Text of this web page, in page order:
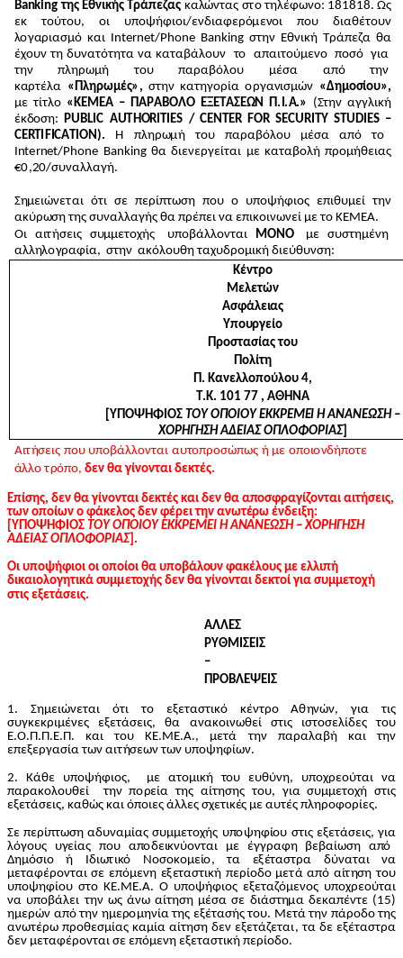
Banking της ΕθνικήςΤράπεζας καλώντας στοτηλέφωνο: 181818. Ως
εκτούτου, οι υποψήφιοι/ενδιαφερόμενοιπου διαθέτουν
λογαριασμό και Internet/Phone Ban king στην ΕθνικήΤράπεζα θα
έχουντη δυνατότητανα καταβάλουντο απαιτούμενο ποσόγια
τηνπληρωμήτουπαραβόλου μέσα απότην
καρτέλα « Πληρωμές» , στην κατηγορίαοργανισμών «Δημοσίου»,
μετίτλο « ΚΕΜ ΕΑ – ΠΑΡΑΒΟΛΟ ΕΞΕΤΑΣΕΩΝ Π . .Α.» (Στην αγγλική
έκδοση: PU BLIC AUTHOR ITI ES /CENTER FORSECU RI TYSTUD ES –
CERTI FICATION ). Η πληρωμήτου παραβόλου μέσα απότο
Internet/Phone Ban king θα διενεργείται με καταβολή προμήθειας
€0,20/συναλλαγή.
Σημειώνεται ότι σε περίπτωση που ο υποψήφιος επιθυμείτην
ακύρωσητηςσυναλλαγής θα πρέπει να επικοινωνεί μετο ΚΕΜΕΑ.
Οι αιτήσεις συμμετοχής υποβάλλονται ΜΟΝΟ μεσυστημένη
αλληλογραφία,στηνακόλουθηταχυδρομική διεύθυνση:
Κέντρο
Μελετών
Ασφάλειας
Υπουργείο
Προστασίας του
Πολίτη
Π. Κανελλοπούλου 4,
Τ. Κ. 10177 , ΑΘΗΝΑ
[ΥΠΟΨΗΦΙ ΟΣ ΤΟΥ ΟΠΟΙΟΥ ΕΚΚΡΕΜΕΙ ΗΑΝΑΝΕΩΣΗ –
ΧΟΡΗΓΗΣΗ ΑΔΕΙΑΣΟΠΛΟΦΟΡΙΑΣ]
Αιτήσεις που υποβάλλονται αυτοπροσώπως ή με οποιονδήποτε
άλλοτρόπο,δεν θα γίνονται δεκτές.
Επίσης, δεν θα γίνονται δεκτές και δεν θα αποσφραγίζονται αιτήσεις,
των οποίων ο φάκελος δεν φέρει την ανωτέρω ένδειξη:
[ΥΠΟΨΗΦΙ ΟΣ ΤΟΥ ΟΠΟΙΟΥ ΕΚΚΡΕΜΕΙ ΗΑΝΑΝΕΩΣΗ – ΧΟΡΗΓΗΣΗ
ΑΔΕΙΑΣΟΠΛΟΦΟΡΙΑΣ].
Οι υποψήφιοι οι οποίοι θα υποβάλουν φακέλουςμε ελλιπή
δικαιολογητικά συμμετοχής δεν θα γίνονται δεκτοί για συμμετοχή
στις εξετάσεις.
ΑΛΛΕΣ
ΡΥΘΜ ΣΕΙ Σ
–
ΠΡΟΒΛΕΨΕΙ Σ
1. Σημειώνεται ότι το εξεταστικό κέντρο Αθηνών, γιατις
συγκεκριμένεςεξετάσεις, θα ανακοινωθεί στις ιστοσελίδεςτου
Ε.Ο.Π.Π.Ε.Π. καιτου ΚΕ.ΜΕ.Α., μετάτην παραλαβή καιτην
επεξεργασίατων αιτήσεωντων υποψηφίων.
2. Κάθε υποψήφιος, με ατομικήτουευθύνη, υποχρεούταινα
παρακολουθείτηνπορείατης αίτησηςτου, για συμμετοχή στις
εξετάσεις, καθώς και όποιες άλλες σχετικές με αυτές πληροφορίες.
Σε περίπτωση αδυναμίαςσυμμετοχής υποψηφίου στις εξετάσεις, για
λόγους υγείαςπου αποδεικνύονται με έγγραφη βεβαίωση από
Δημόσιο ή Ιδιωτικό Νοσοκομείο,τα εξέταστρα δύναταινα
μεταφέρονταισε επόμενη εξεταστική περίοδομετά από αίτησητου
υποψηφίου στοΚΕ.ΜΕ.Α. Ο υποψήφιος εξεταζόμενος υποχρεούται
να υποβάλειτην ως άνω αίτηση μέσα σε διάστημα δεκαπέντε (15)
ημερών απότην ημερομηνίατης εξέτασήςτου. Μετάτην πάροδοτης
ανωτέρω προθεσμίας καμία αίτηση δεν εξετάζεται,τα δε εξέταστρα
δεν μεταφέρονται σε επόμενη εξεταστική περίοδο.